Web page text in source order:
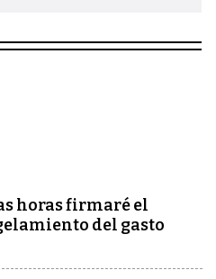
horas firmaré el
del gasto